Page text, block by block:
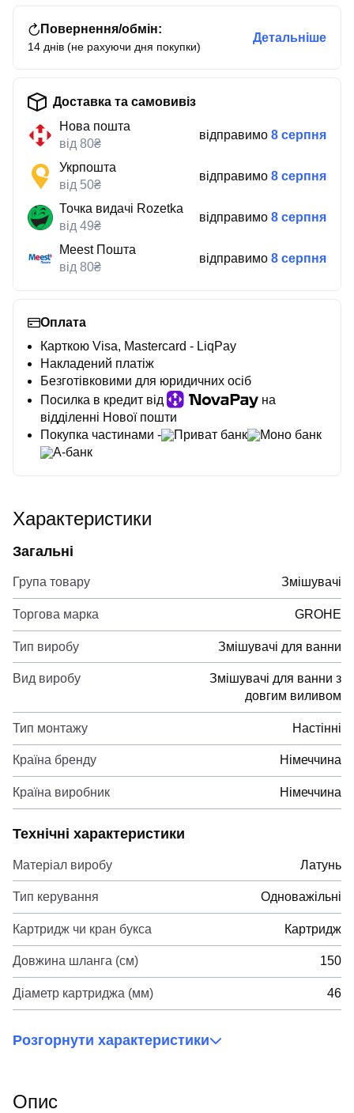
Повернення/обмін:
14 днів (не рахуючи дня покупки)
Детальніше
Доставка та самовивіз
Нова пошта
від 80₴
відправимо 8 серпня
Укрпошта
від 50₴
відправимо 8 серпня
Точка видачі Rozetka
від 49₴
відправимо 8 серпня
Meest Пошта
від 80₴
відправимо 8 серпня
Оплата
Карткою Visa, Mastercard - LiqPay
Накладений платіж
Безготівковими для юридичних осіб
Посилка в кредит від
на
відділенні Нової пошти
Покупка частинами -
Приват банк
Моно банк
А-банк
Характеристики
Загальні
Група товару Змішувачі
Торгова марка GROHE
Тип виробу Змішувачі для ванни
Вид виробу
Змішувачі для ванни з
довгим виливом
Тип монтажу Настінні
Країна бренду Німеччина
Країна виробник Німеччина
Технічні характеристики
Матеріал виробу Латунь
Тип керування Одноважільні
Картридж чи кран букса Картридж
Довжина шланга (см) 150
Діаметр картриджа (мм) 46
Розгорнути характеристики
Опис